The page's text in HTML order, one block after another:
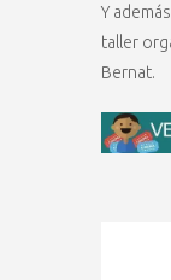
Y
taller
Bernat.